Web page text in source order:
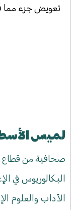
تعويض جزء مما
لميس
صحافية من
البكالوريوس في
الآداب والعلوم